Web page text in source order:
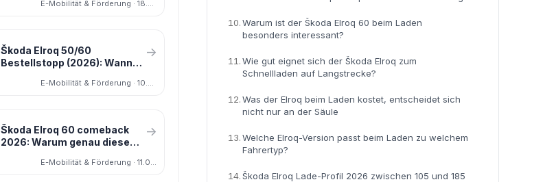
wirklich?
E-Mobilität & Förderung · 18.03.2026
Škoda Elroq 50/60
Bestellstopp (2026): Wann
Tipps & Alternativen
→
E-Mobilität & Förderung · 10.02.2026
Škoda Elroq 60 comeback
2026: Warum genau diese
wichtigste ist
→
E-Mobilität & Förderung · 11.03.2026
10.Warum ist der Škoda Elroq 60 beim Laden
besonders interessant?
11.Wie gut eignet sich der Škoda Elroq zum
Schnellladen auf Langstrecke?
12.Was der Elroq beim Laden kostet, entscheidet sich
nicht nur an der Säule
13.Welche Elroq-Version passt beim Laden zu welchem
Fahrertyp?
14.Škoda Elroq Lade-Profil 2026 zwischen 105 und 185